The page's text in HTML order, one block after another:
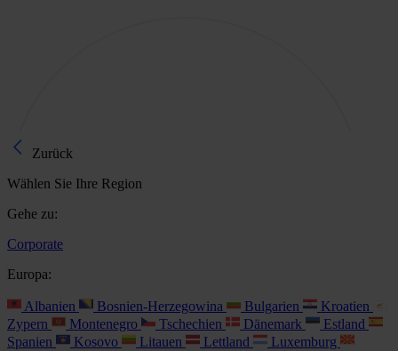
Zurück
Wählen Sie Ihre Region
Gehe zu:
Corporate
Europa:
Albanien Bosnien-Herzegowina Bulgarien
Kroatien
Zypern
Montenegro Tschechien Dänemark
Estland
Spanien
Kosovo Litauen Lettland
Luxemburg